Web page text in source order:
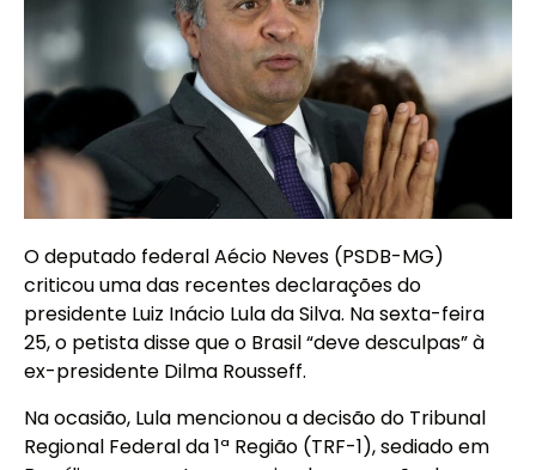
O deputado federal Aécio Neves (PSDB-MG)
criticou uma das recentes declarações do
presidente Luiz Inácio Lula da Silva. Na sexta-feira
25, o petista disse que o Brasil “deve desculpas” à
ex-presidente Dilma Rousseff.
Na ocasião, Lula mencionou a decisão do Tribunal
Regional Federal da 1ª Região (TRF-1), sediado em